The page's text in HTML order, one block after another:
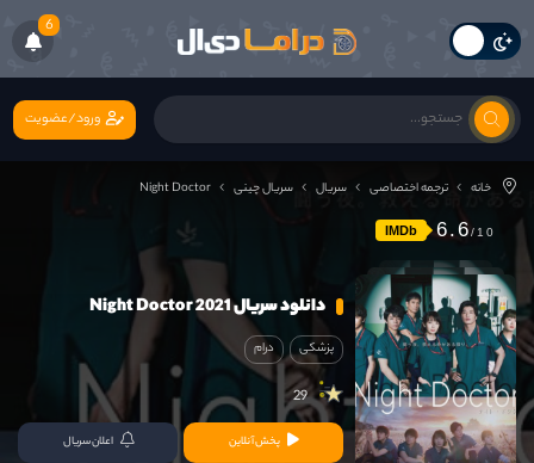
6
ورود/عضویت
خانه ترجمه اختصاصی سریال سریال چینی Night Doctor
IMDb 6.6
دانلود سریال Night Doctor 2021
پزشکی درام
29
پخش آنلاین اعلان سریال